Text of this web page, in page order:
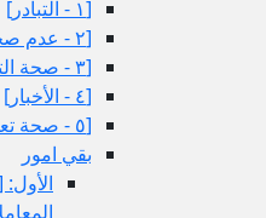
[١ - التبادر]
[٢ - عدم صحة السلب‏]
[٣ - صحة التقسيم إلى الصحيح و الفاسد]
[٤ - الأخبار]
[٥ - صحة تعلق النذر بترك الصلاة في الحمام‏]
بقي امور